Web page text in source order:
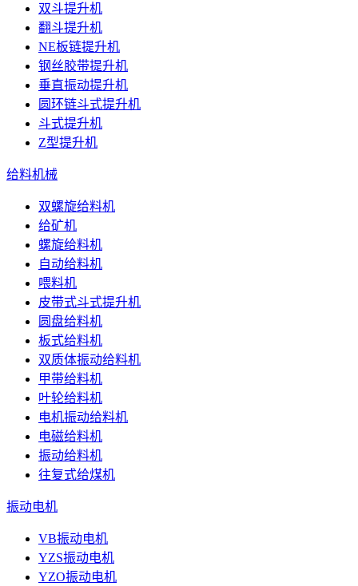
双斗提升机
翻斗提升机
NE板链提升机
钢丝胶带提升机
垂直振动提升机
圆环链斗式提升机
斗式提升机
Z型提升机
给料机械
双螺旋给料机
给矿机
螺旋给料机
自动给料机
喂料机
皮带式斗式提升机
圆盘给料机
板式给料机
双质体振动给料机
甲带给料机
叶轮给料机
电机振动给料机
电磁给料机
振动给料机
往复式给煤机
振动电机
VB振动电机
YZS振动电机
YZO振动电机